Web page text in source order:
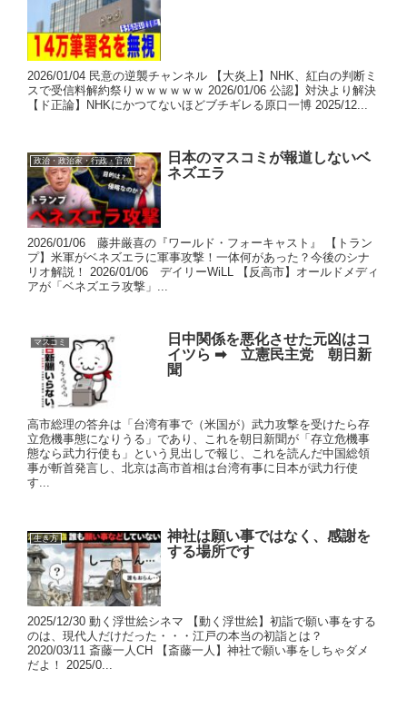
2026/01/04 民意の逆襲チャンネル 【大炎上】NHK、紅白の判断ミ
スで受信料解約祭りｗｗｗｗｗｗ 2026/01/06 公認】対決より解決
【ド正論】NHKにかつてないほどブチギレる原口一博 2025/12...
政治・政治家・行政・官僚
日本のマスコミが報道しないベ
ネズエラ
2026/01/06 藤井厳喜の『ワールド・フォーキャスト』 【トラン
プ】米軍がベネズエラに軍事攻撃！一体何があった？今後のシナ
リオ解説！ 2026/01/06 デイリーWiLL 【反高市】オールドメディ
アが「ベネズエラ攻撃」...
マスコミ
日中関係を悪化させた元凶はコ
イツら ➡ 立憲民主党 朝日新
聞
高市総理の答弁は「台湾有事で（米国が）武力攻撃を受けたら存
立危機事態になりうる」であり、これを朝日新聞が「存立危機事
態なら武力行使も」という見出しで報じ、これを読んだ中国総領
事が斬首発言し、北京は高市首相は台湾有事に日本が武力行使
す...
生き方
神社は願い事ではなく、感謝を
する場所です
2025/12/30 動く浮世絵シネマ 【動く浮世絵】初詣で願い事をする
のは、現代人だけだった・・・江戸の本当の初詣とは？
2020/03/11 斎藤一人CH 【斎藤一人】神社で願い事をしちゃダメ
だよ！ 2025/0...